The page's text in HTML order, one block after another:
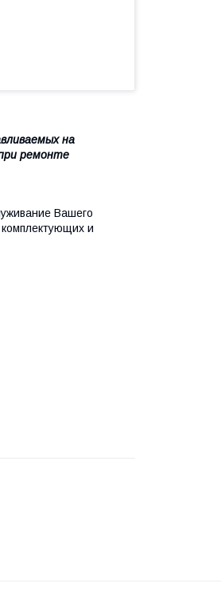
на
ремонте
Вашего
и